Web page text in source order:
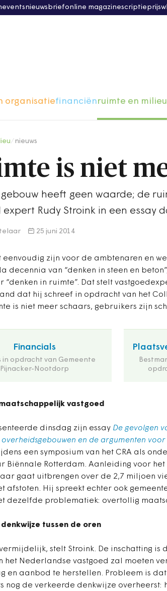
eventsnieuwsbriefonline magazinescriptieprijs
organisatiefinanciënruimte en milieu
nieuws
is niet
gebouw heeft geen waarde; de
expert Rudy Stroink in een essay
25 juni 2014
eenvoudig zijn voor de ambtenaren en
decennia van “denken in steen en
“denken in ruimte”. Dat stelt
dat hij schreef in opdracht van het
is niet meer schaars, gebruikers zijn
Financials
in opdracht van Gemeente
Pijnacker-Nootdorp
vastgoed
dinsdag zijn essay De gevolgen
en de argumenten
een symposium van het CRA als
Biënnale Rotterdam. Aanleiding voor het
gaat uitbrengen over de 2,7 miljoen
afstoten. Hij spreekt echter ook
dezelfde problematiek: overtollig
tussen de oren
stelt Stroink. De inschatting is
het Nederlandse vastgoed zal moeten
en aanbod te herstellen. Probleem is
nog de verkeerde denkwijze overheerst: